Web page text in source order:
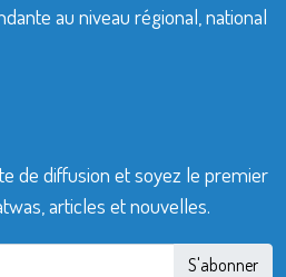
au niveau régional, national
de diffusion et soyez le premier
articles et nouvelles.
S'abonner